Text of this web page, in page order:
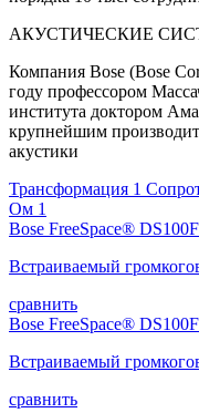
АКУСТИЧЕСКИЕ
Компания Bose (Bose
году профессором
института доктором
крупнейшим
акустики
Трансформация 1
Ом 1
Bose FreeSpace®
Встраиваемый
сравнить
Bose FreeSpace®
Встраиваемый
сравнить